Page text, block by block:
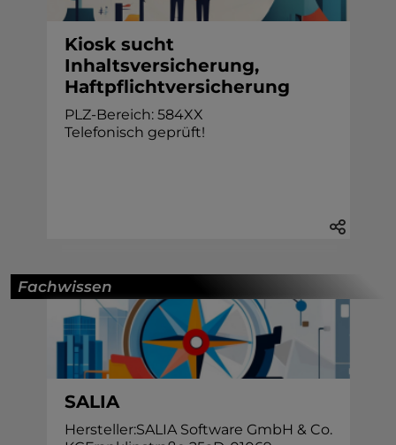
Kiosk sucht
Inhaltsversicherung,
Haftpflichtversicherung
PLZ-Bereich: 584XX
Telefonisch geprüft!
Fachwissen
SALIA
Hersteller:SALIA Software GmbH & Co.